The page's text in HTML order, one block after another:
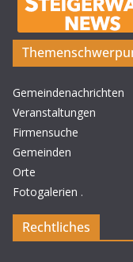
Gemeindenachrichten
Veranstaltungen
Firmensuche
Gemeinden
Orte
Fotogalerien .
Rechtliches